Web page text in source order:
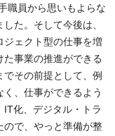
職員から思いもよらな
た。そして今後は、
ジェクト型の仕事を増
事業の推進ができる
その前提として、例
、仕事ができるよう
化、デジタル・トラ
ので、やっと準備が整